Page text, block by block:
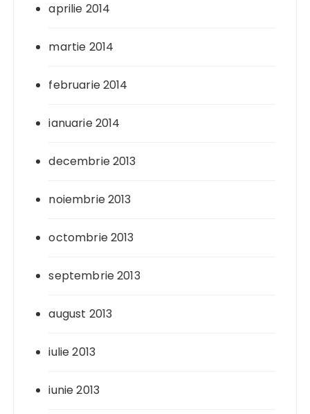
aprilie 2014
martie 2014
februarie 2014
ianuarie 2014
decembrie 2013
noiembrie 2013
octombrie 2013
septembrie 2013
august 2013
iulie 2013
iunie 2013